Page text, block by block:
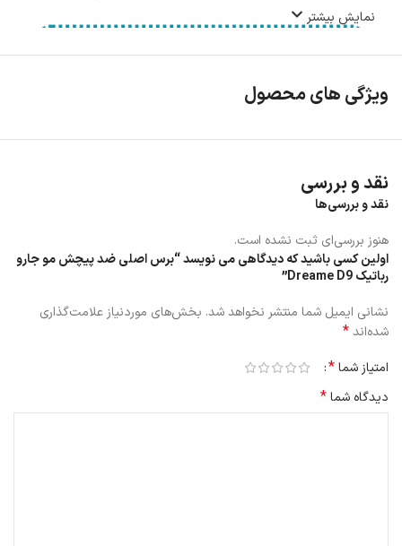
نکات مراقبتی
نمایش بیشتر
ویژگی های محصول
نقد و بررسی
نقد و بررسی‌ها
هنوز بررسی‌ای ثبت نشده است.
اولین کسی باشید که دیدگاهی می نویسد “برس اصلی ضد پیچش مو جارو
رباتیک Dreame D9”
نشانی ایمیل شما منتشر نخواهد شد. بخش‌های موردنیاز علامت‌گذاری
شده‌اند*
امتیاز شما*
دیدگاه شما*